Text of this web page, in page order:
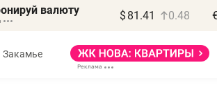
валюту $ 81.41 0.48
Закамье